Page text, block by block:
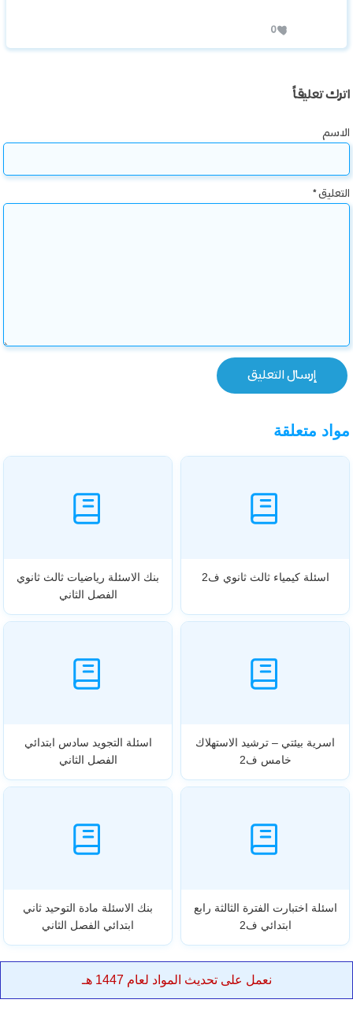
0
اترك تعليقاً
الاسم
التعليق*
مواد متعلقة
اسئلة كيمياء ثالث ثانوي ف2
بنك الاسئلة رياضيات ثالث ثانوي
الفصل الثاني
اسرية بيئتي – ترشيد الاستهلاك
خامس ف2
اسئلة التجويد سادس ابتدائي
الفصل الثاني
اسئلة اختبارت الفترة الثالثة رابع
ابتدائي ف2
بنك الاسئلة مادة التوحيد ثاني
ابتدائي الفصل الثاني
نعمل على تحديث المواد لعام 1447 هـ